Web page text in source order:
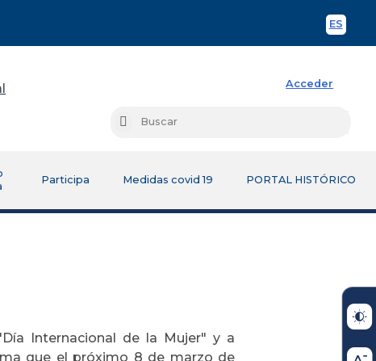
ES
Acceder
Buscar
Participa Medidas covid 19 PORTAL HISTÓRICO
Internacional de la Mujer" y a
que el próximo 8 de marzo de